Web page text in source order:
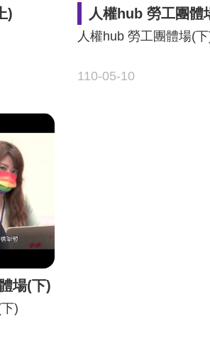
) 人權hub 勞工團體
110-05-10
人權hub 勞工團體場(
場(下)
)